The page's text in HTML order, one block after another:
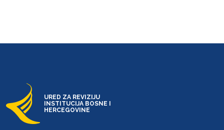
URED ZA REVIZIJU
INSTITUCIJA BOSNE I
HERCEGOVINE